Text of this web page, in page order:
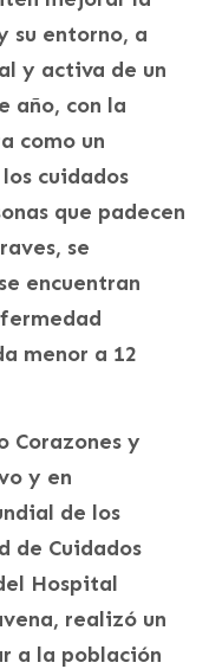
su entorno, a
y activa de un
año, con la
como un
cuidados
que padecen
se
encuentran
menor a 12
Corazones y
y en
de los
de Cuidados
Hospital
realizó un
a la población